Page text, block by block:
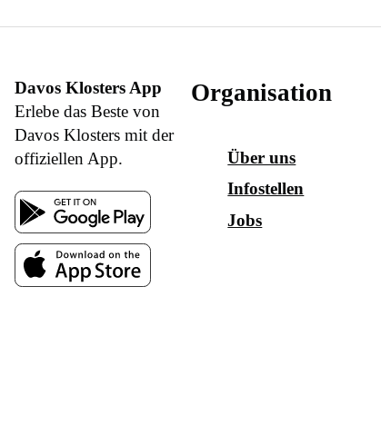
Davos Klosters App
Erlebe das Beste von
Davos Klosters mit der
offiziellen App.
Organisation
Über uns
Infostellen
Jobs